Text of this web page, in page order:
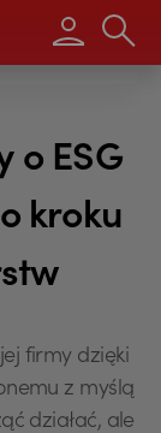
Wpisz
o ESG
kroku
firmy dzięki
z myślą
działać, ale